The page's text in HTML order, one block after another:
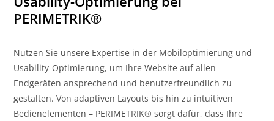
PERIMETRIK®
Nutzen Sie unsere Expertise in der Mobiloptimierung und
Usability-Optimierung, um Ihre Website auf allen
Endgeräten ansprechend und benutzerfreundlich zu
gestalten. Von adaptiven Layouts bis hin zu intuitiven
Bedienelementen – PERIMETRIK® sorgt dafür, dass Ihre